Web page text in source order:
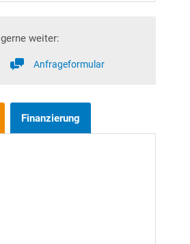
weiter:
Anfrageformular
Finanzierung